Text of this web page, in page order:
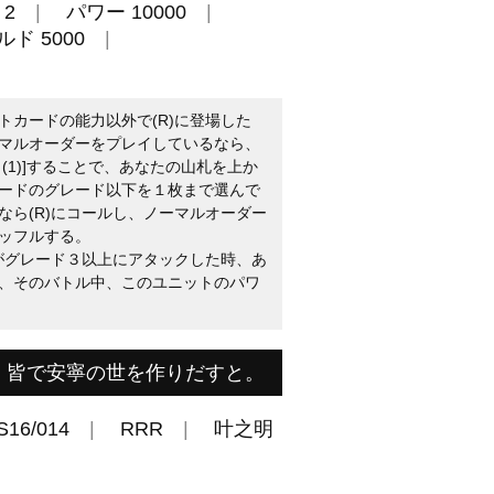
パワー 10000
ド 5000
カードの能力以外で(R)に登場した
ルオーダーをプレイしているなら、
することで、あなたの山札を上か
ドのグレード以下を１枚まで選んで
ら(R)にコールし、ノーマルオーダー
フルする。
レード３以上にアタックした時、あ
そのバトル中、このユニットのパワ
で安寧の世を作りだすと。
014 RRR 叶之明